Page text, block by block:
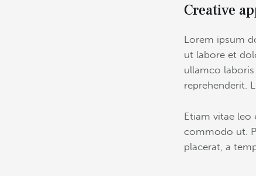
Creative
Lorem ipsum
ut labore et
ullamco
reprehenderit.
Etiam vitae leo
commodo ut.
placerat, a